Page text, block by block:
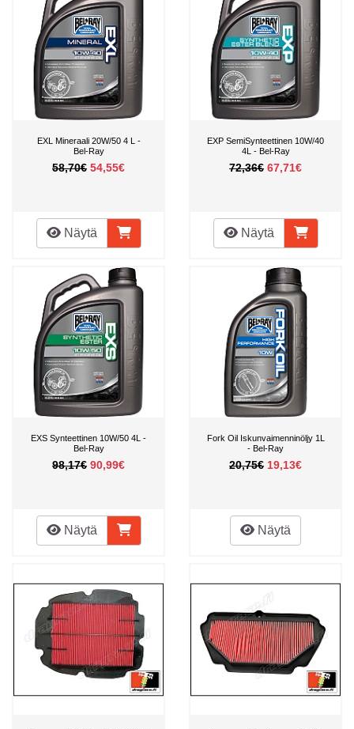
EXL Mineraali 20W/50 4 L -
Bel-Ray
58,70€ 54,55€
Näytä
EXP SemiSynteettinen 10W/40
4L - Bel-Ray
72,36€ 67,71€
Näytä
EXS Synteettinen 10W/50 4L -
Bel-Ray
98,17€ 90,99€
Näytä
Fork Oil Iskunvaimenninöljy 1L
- Bel-Ray
20,75€ 19,13€
Näytä